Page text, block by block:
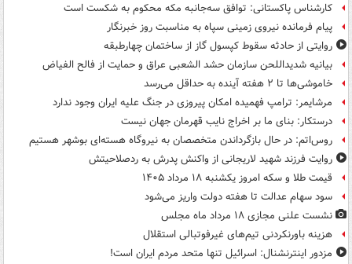
کارشناس پاکستانی: توافق سه‌جانبه مکه محکوم به شکست است
پیام فرمانده نیروی زمینی سپاه به مناسبت روز خبرنگار
روایتی از حادثه سقوط کپسول گاز از ساختمان چهارطبقه
بیانیه شدیداللحن سازمان حشد الشعبی عراق و حمایت از فالح الفیاض
خاموشی‌ها تا ۲ هفته آینده به حداقل می‌رسد
مرشایمر: ترامپ فهمیده امکان پیروزی در جنگ علیه ایران وجود ندارد
درستکار: بنای ما بر اخراج نایب قهرمان جهان نیست
روس‌اتم: در حال بازگرداندن متخصصان به نیروگاه هسته‌ای بوشهر هستیم
روایت فرزند شهید لاریجانی از واکنش پدرش به ردصلاحیتش
قیمت طلا و سکه امروز یکشنبه ۱۸ مرداد ۱۴۰۵
سود سهام عدالت تا هفته دولت واریز می‌شود
نشست علنی مجازی ۱۸ مرداد ماه مجلس
هزینه باورنکردنی تیم‌های غیرفوتبالی استقلال
مزدور اینترنشنال: اسرائیل تنها متحد مردم ایران است!